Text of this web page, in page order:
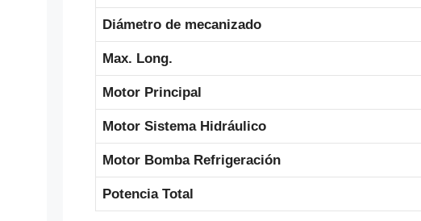
Diámetro de mecanizado
Max. Long.
Motor Principal
Motor Sistema Hidráulico
Motor Bomba Refrigeración
Potencia Total